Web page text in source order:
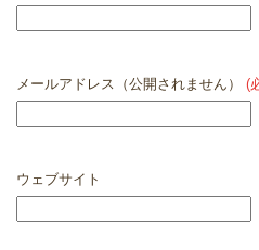
メールアドレス（公開されません） (
ウェブサイト